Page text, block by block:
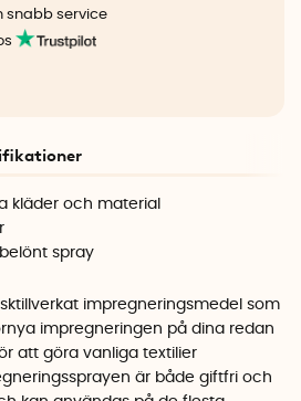
snabb service
kläder och material
spray
impregneringsmedel som
impregneringen på dina redan
att göra vanliga textilier
är både giftfri och